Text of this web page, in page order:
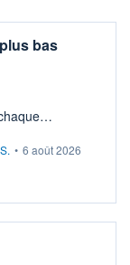
bas
• 6 août 2026